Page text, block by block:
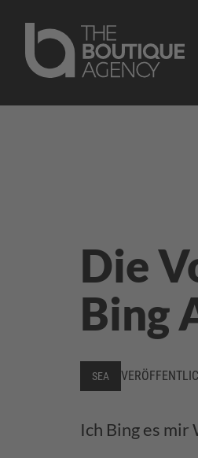
Die
Bing
SEA
Ich Bing es mir